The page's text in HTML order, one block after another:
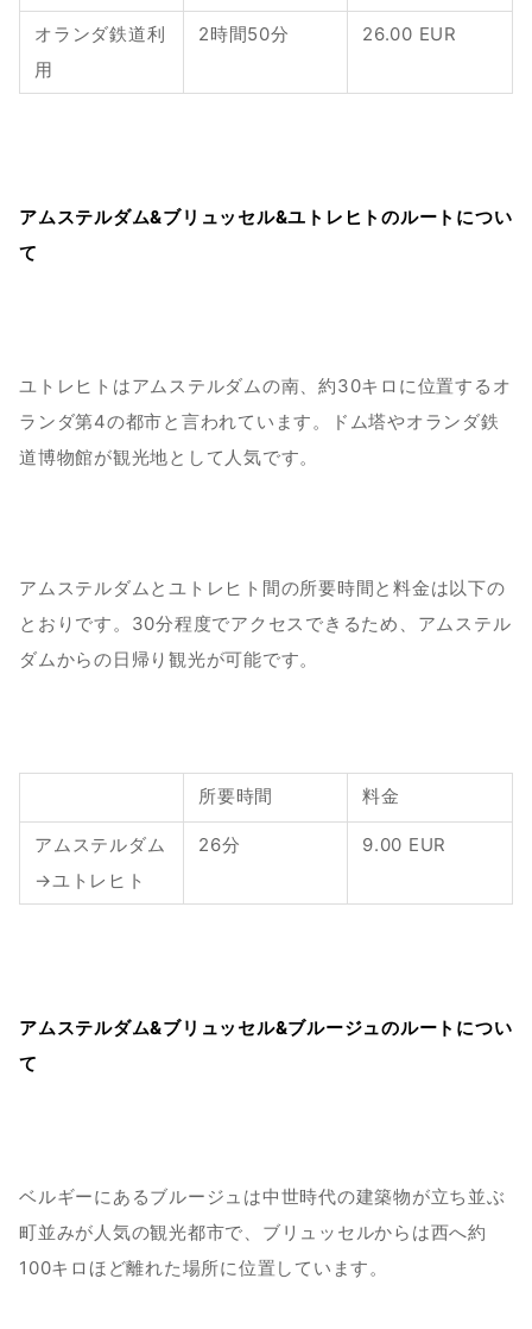
オランダ鉄道利
用
2時間50分 26.00 EUR
アムステルダム&ブリュッセル&ユトレヒトのルートについ
て
ユトレヒトはアムステルダムの南、約30キロに位置するオ
ランダ第4の都市と言われています。ドム塔やオランダ鉄
道博物館が観光地として人気です。
アムステルダムとユトレヒト間の所要時間と料金は以下の
とおりです。30分程度でアクセスできるため、アムステル
ダムからの日帰り観光が可能です。
所要時間 料金
アムステルダム
→ユトレヒト
26分 9.00 EUR
アムステルダム&ブリュッセル&ブルージュのルートについ
て
ベルギーにあるブルージュは中世時代の建築物が立ち並ぶ
町並みが人気の観光都市で、ブリュッセルからは西へ約
100キロほど離れた場所に位置しています。